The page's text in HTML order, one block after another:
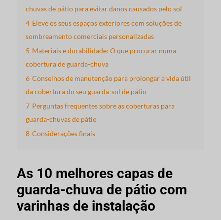
chuvas de pátio para evitar danos causados pelo sol
4 Eleve os seus espaços exteriores com soluções de
sombreamento comerciais personalizadas
5 Materiais e durabilidade: O que procurar numa
cobertura de guarda-chuva
6 Conselhos de manutenção para prolongar a vida útil
da cobertura do seu guarda-sol de pátio
7 Perguntas frequentes sobre as coberturas para
guarda-chuvas de pátio
8 Considerações finais
As 10 melhores capas de
guarda-chuva de pátio com
varinhas de instalação